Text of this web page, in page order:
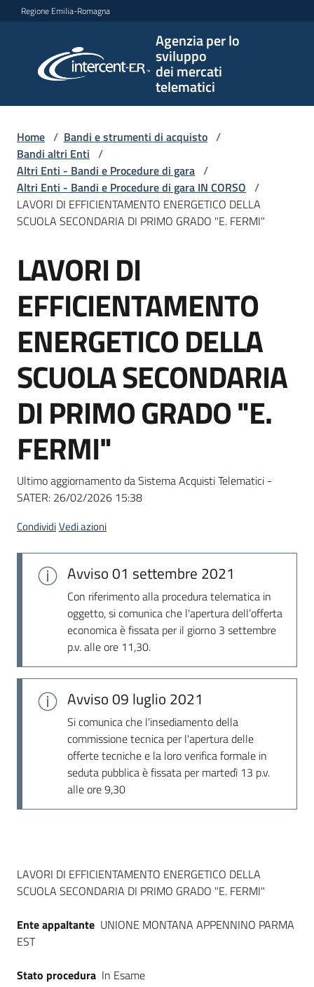
Vai al contenuto
Vai alla navigazione
Vai al footer
Regione Emilia-Romagna
Agenzia per lo
sviluppo
dei mercati
telematici
per lo
sviluppo
telematici
L'Agenzia
Bandi
e
di
Supporto
Piattaforme
telematiche
Home / Bandi e strumenti di acquisto /
Bandi altri Enti /
Altri Enti - Bandi e Procedure di gara /
Altri Enti - Bandi e Procedure di gara IN CORSO /
LAVORI DI EFFICIENTAMENTO ENERGETICO DELLA
SCUOLA SECONDARIA DI PRIMO GRADO "E. FERMI"
Salta al contenuto
LAVORI DI
EFFICIENTAMENTO
ENERGETICO DELLA
SCUOLA SECONDARIA
DI PRIMO GRADO "E.
FERMI"
Ultimo aggiornamento da Sistema Acquisti Telematici -
SATER: 26/02/2026 15:38
CondividiVedi azioni
Avviso01 settembre 2021
Con riferimento alla procedura telematica in
oggetto, si comunica che l'apertura dell’offerta
economica è fissata per il giorno 3 settembre
p.v. alle ore 11,30.
Avviso09 luglio 2021
Si comunica che l'insediamento della
commissione tecnica per l'apertura delle
offerte tecniche e la loro verifica formale in
seduta pubblica è fissata per martedì 13 p.v.
alle ore 9,30
Dati del bando
LAVORI DI EFFICIENTAMENTO ENERGETICO DELLA
SCUOLA SECONDARIA DI PRIMO GRADO "E. FERMI"
Ente appaltante UNIONE MONTANA APPENNINO PARMA
EST
Stato procedura In Esame